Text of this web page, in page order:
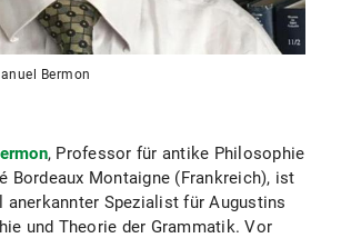
Bermon
, Professor für antike Philosophie
Bordeaux Montaigne (Frankreich), ist
anerkannter Spezialist für Augustins
und Theorie der Grammatik. Vor